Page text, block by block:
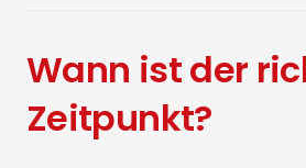
Wann ist der
Zeitpunkt?